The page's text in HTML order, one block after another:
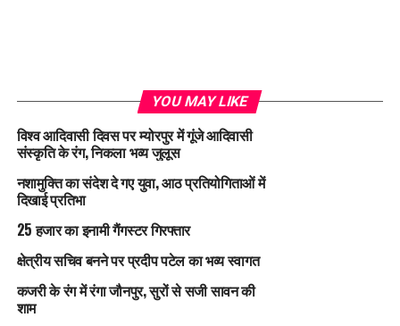
YOU MAY LIKE
विश्व आदिवासी दिवस पर म्योरपुर में गूंजे आदिवासी
संस्कृति के रंग, निकला भव्य जुलूस
नशामुक्ति का संदेश दे गए युवा, आठ प्रतियोगिताओं में
दिखाई प्रतिभा
25 हजार का इनामी गैंगस्टर गिरफ्तार
क्षेत्रीय सचिव बनने पर प्रदीप पटेल का भव्य स्वागत
कजरी के रंग में रंगा जौनपुर, सुरों से सजी सावन की
शाम